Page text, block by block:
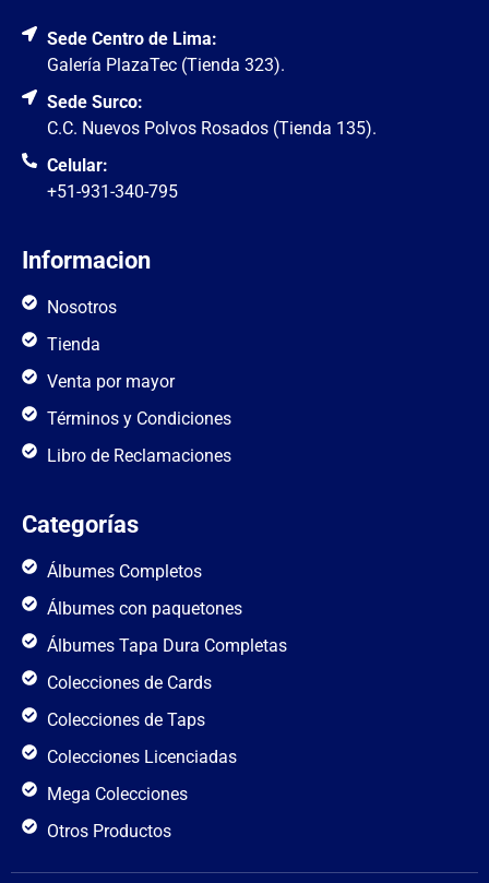
Sede Centro de Lima:
Galería PlazaTec (Tienda 323).
Sede Surco:
C.C. Nuevos Polvos Rosados (Tienda 135).
Celular:
+51-931-340-795
Informacion
Nosotros
Tienda
Venta por mayor
Términos y Condiciones
Libro de Reclamaciones
Categorías
Álbumes Completos
Álbumes con paquetones
Álbumes Tapa Dura Completas
Colecciones de Cards
Colecciones de Taps
Colecciones Licenciadas
Mega Colecciones
Otros Productos